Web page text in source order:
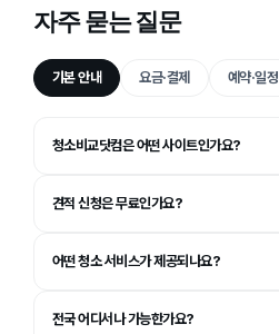
자주 묻는 질문
기본 안내 요금·결제 예약·일정
청소비교닷컴은 어떤 사이트인가요?
견적 신청은 무료인가요?
어떤 청소 서비스가 제공되나요?
전국 어디서나 가능한가요?